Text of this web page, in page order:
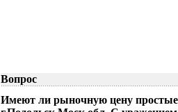
Вопрос
Имеют ли рыночную цену